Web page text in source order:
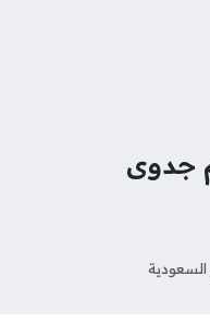
جدوى
السعودية